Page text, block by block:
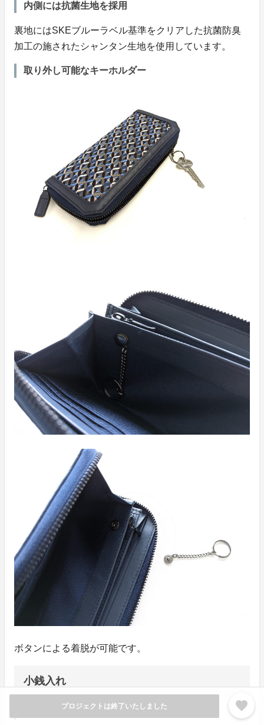
プロジェクトは終了いたしました favorite
内側には抗菌生地を採用
裏地にはSKEブルーラベル基準をクリアした抗菌防臭
加工の施されたシャンタン生地を使用しています。
取り外し可能なキーホルダー
ボタンによる着脱が可能です。
小銭入れ
シンプルな仕様で使い方自由